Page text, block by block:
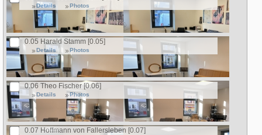
Details Photos
0.05 Harald Stamm [0.05]
Details Photos
0.06 Theo Fischer [0.06]
Details Photos
0.07 Hoffmann von Fallersleben [0.07]